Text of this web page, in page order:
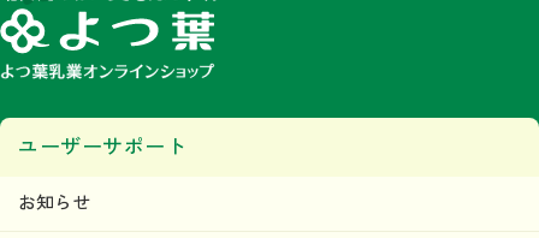
ユーザーサポート
お知らせ